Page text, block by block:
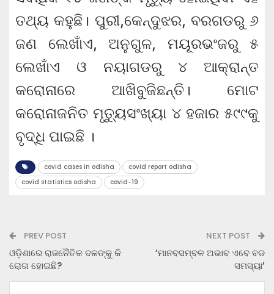
ତଥ୍ୟ କହୁଛି। ପୁରୀ,କେନ୍ଦୁଝର, ବରଗଡରୁ ୬
ଜଣ ଲେଖାଁଏ, ଅନୁଗୁଳ, ମୟୂରଭଂଜରୁ ୫
ଲେଖାଁଏ ଓ ନୟାଗଡରୁ ୪ ଆକ୍ରାନ୍ତ
କରୋନାରେ ଆଖିବୁଜିଛନ୍ତି। ମୋଟ
କରୋନାଜନିତ ମୃତ୍ୟୁସଂଖ୍ୟା ୪ ହଜାର ୫୯୯କୁ
ବୃଦ୍ଧି ପାଇଛି ।
covid cases in odisha
covid report odisha
covid statistics odisha
covid-19
PREV POST
ଓଡ଼ିଶାରେ ରାଜନୈତିକ ଦଳଙ୍କୁ କି
ରୋଗ ହୋଇଛି?
NEXT POST
‘ମାନବସମ୍ବଳ ଅଭାବ ଏବେ ବଡ
ସମସ୍ୟା’